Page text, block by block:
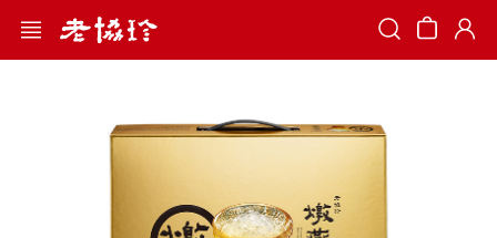
Search